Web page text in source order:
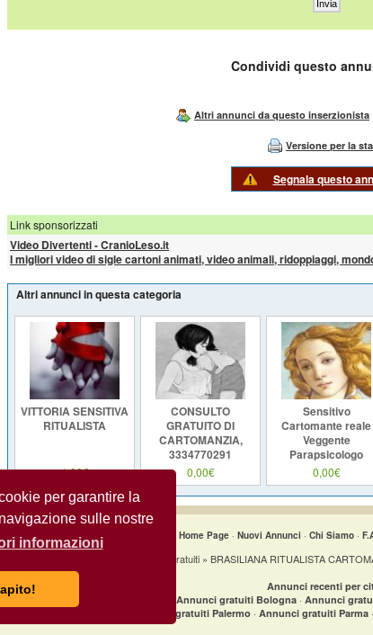
per garantire la
sulle nostre
informazioni
Condividi questo
Altri annunci da questo inserzionista
Versione per la
Segnala questo
Link sponsorizzati
Video Divertenti - CranioLeso.it
I migliori video di sigle cartoni animati, video animali, ridoppiaggi,
Altri annunci in questa categoria
VITTORIA SENSITIVA
RITUALISTA
1,00€
CONSULTO
GRATUITO DI
CARTOMANZIA,
3334770291
0,00€
Sensitivo
Cartomante reale
Veggente
Parapsicologo
Daniel De Santi
0,00€
Home Page · Nuovi Annunci · Chi Siamo ·
Annunci Gratuiti » BRASILIANA RITUALISTA
Annunci recenti per
Annunci gratuiti Bologna · Annunci
Annunci gratuiti Palermo· Annunci gratuiti Parma·